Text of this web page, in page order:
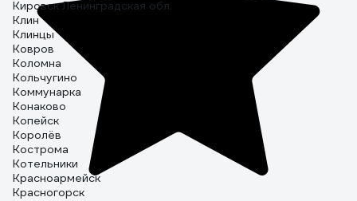
Кировск Ленинградская обл.
Клин
Клинцы
Ковров
Коломна
Кольчугино
Коммунарка
Конаково
Копейск
Королёв
Кострома
Котельники
Красноармейск
Красногорск